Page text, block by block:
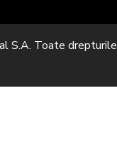
S.A. Toate drepturile